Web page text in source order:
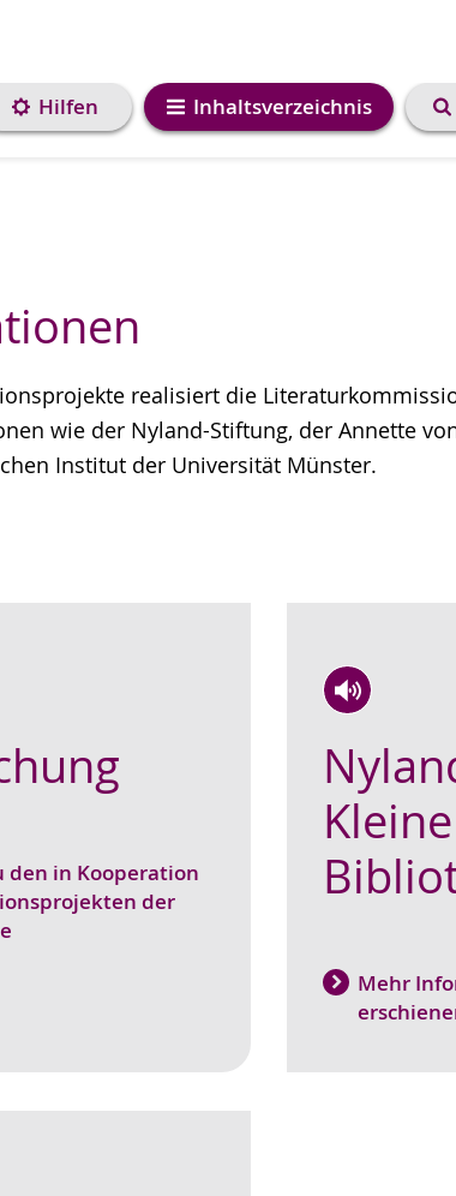
Inhaltsverzeichnis
Hilfen
realisiert die
wie der Nyland-Stiftung, der Annette
Institut der Universität Münster.
den in Kooperation
der
Leichten
Sprache
wechseln.
Audio-
Video
in
Deutscher
wird
Mehr